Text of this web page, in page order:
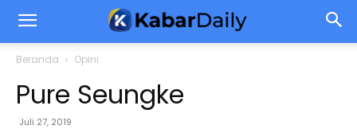
Beranda Opini
Pure Seungke
Juli 27, 2019